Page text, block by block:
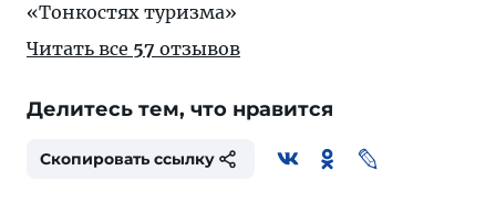
«Тонкостях туризма»
Читать все 57 отзывов
Делитесь тем, что нравится
Скопировать ссылку